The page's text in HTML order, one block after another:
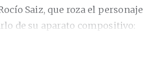
Saiz, que roza el personaje
de su aparato compositivo: